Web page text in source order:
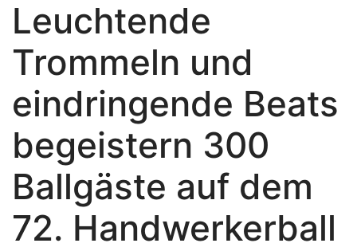
Leuchtende
Trommeln und
eindringende Beats
begeistern 300
Ballgäste auf dem
72. Handwerkerball